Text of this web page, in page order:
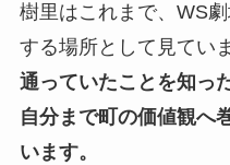
樹里はこれまで、WS
する場所として見てい
通っていたことを知っ
自分まで町の価値観へ
います。